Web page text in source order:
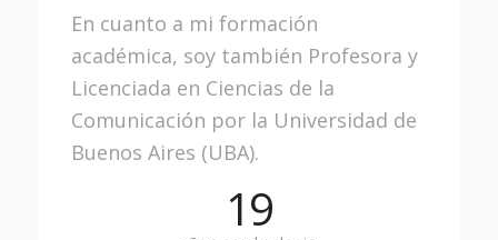
En cuanto a mi formación
académica, soy también Profesora y
Licenciada en Ciencias de la
Comunicación por la Universidad de
Buenos Aires (UBA).
19